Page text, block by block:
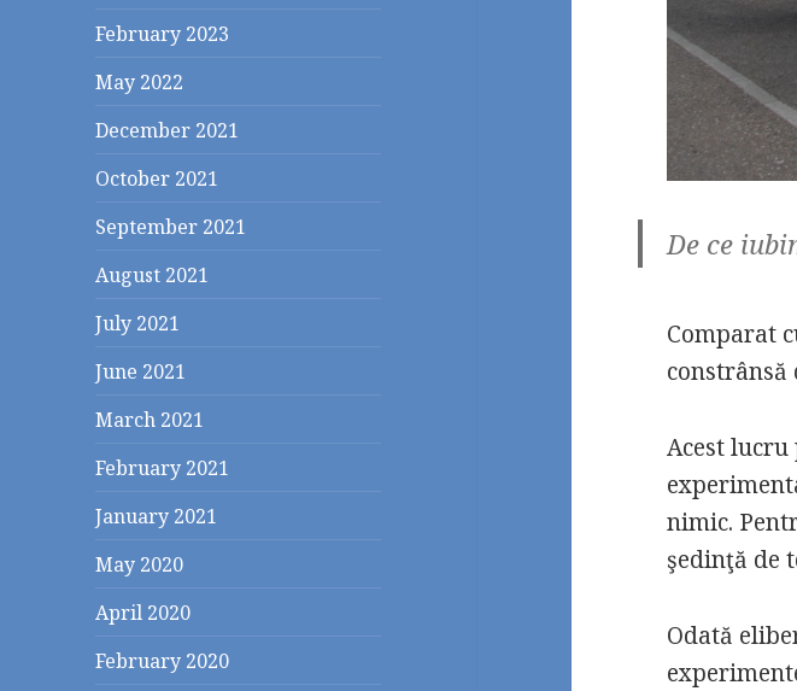
February 2023
May 2022
December 2021
October 2021
September 2021
August 2021
July 2021
June 2021
March 2021
February 2021
January 2021
May 2020
April 2020
February 2020
De ce
Comparat
constrânsă
Acest lucru
nimic.
şedinţă de
Odată